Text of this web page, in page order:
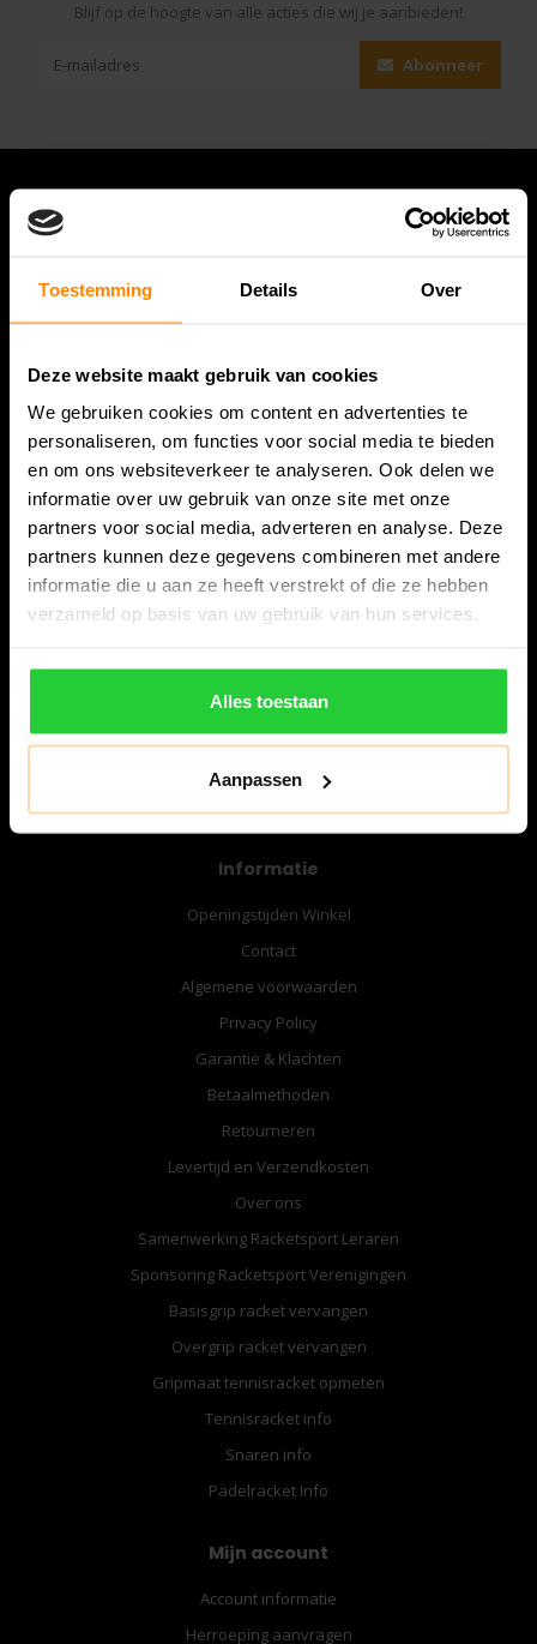
Toestemming Details Over
Deze website maakt gebruik van cookies
We gebruiken cookies om content en advertenties te
personaliseren, om functies voor social media te bieden
en om ons websiteverkeer te analyseren. Ook delen we
informatie over uw gebruik van onze site met onze
partners voor social media, adverteren en analyse. Deze
partners kunnen deze gegevens combineren met andere
informatie die u aan ze heeft verstrekt of die ze hebben
verzameld op basis van uw gebruik van hun services.
Alles toestaan
Aanpassen
Blijf op de hoogte van alle acties die wij je aanbieden!
Abonneer
Bespanracket.nl is dé racketspecialist van Lelystad en
omstreken.
Snijdersstraat 6
8224 AA Lelystad
Nederland
06-57276080
info@bespanracket.nl
Informatie
Openingstijden Winkel
Contact
Algemene voorwaarden
Privacy Policy
Garantie & Klachten
Betaalmethoden
Retourneren
Levertijd en Verzendkosten
Over ons
Samenwerking Racketsport Leraren
Sponsoring Racketsport Verenigingen
Basisgrip racket vervangen
Overgrip racket vervangen
Gripmaat tennisracket opmeten
Tennisracket info
Snaren info
Padelracket Info
Mijn account
Account informatie
Herroeping aanvragen